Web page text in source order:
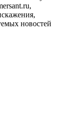
новостей